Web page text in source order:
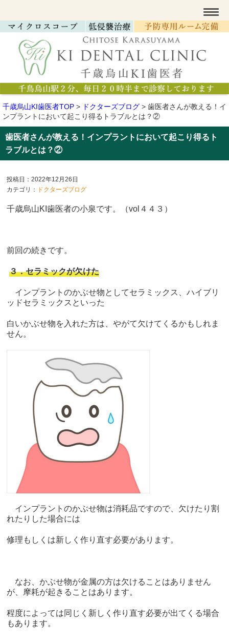
千歳烏山KI歯医者TOP > ドクターズブログ > 歯医者さんが教える！イ
ンプラントにおいて起こり得るトラブルとは？②
歯医者さんが教える！インプラントにおいて起こり得るト
ラブルとは？②
投稿日：2022年12月26日
カテゴリ：
ドクターズブログ
千歳烏山KI歯医者の小泉です。（vol４４３）​
前回の続きです。
３．セラミックが欠けた
インプラントのかぶせ物としてセラミックス、ハイブリ
ッドセラミックスといった
白いかぶせ物を入れた方は、やがて欠けてくるかもしれま
せん。
インプラントのかぶせ物は消耗品ですので、欠けたり割
れたりした場合には
修理もしくは新しく作り直す必要があります。
なお、かぶせ物が金属の方は欠けることはありません
が、摩耗が起きることはあります。
程度によっては同じく新しく作り直す必要が出てくる場合
もあります。